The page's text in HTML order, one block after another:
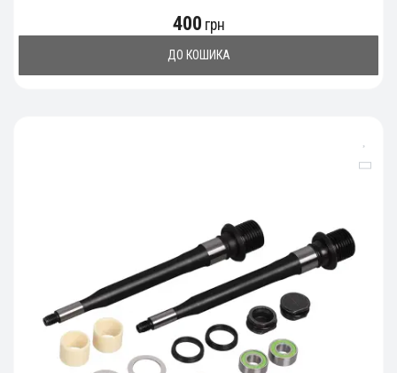
400 грн
ДО КОШИКА